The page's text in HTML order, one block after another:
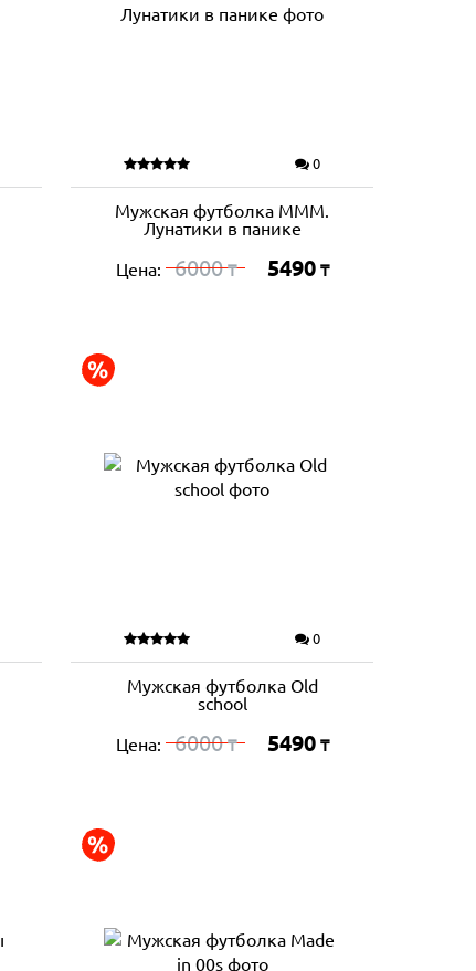
0
Мужская футболка МММ.
Лунатики в панике
Цена: 6000₸ 5490 ₸
0
Мужская футболка Old
school
Цена: 6000₸ 5490 ₸